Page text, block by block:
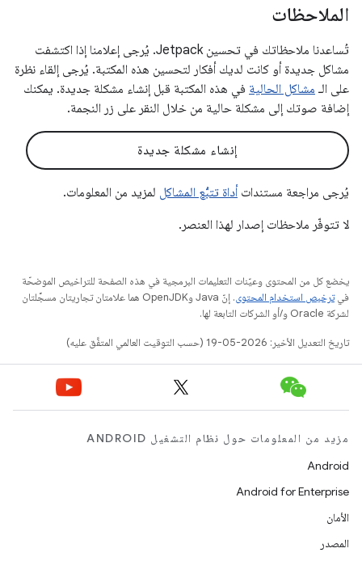
الملاحظات
تُساعدنا ملاحظاتك في تحسين Jetpack. يُرجى إعلامنا إذا اكتشفت
مشاكل جديدة أو كانت لديك أفكار لتحسين هذه المكتبة. يُرجى إلقاء نظرة
على الـ مشاكل الحالية في هذه المكتبة قبل إنشاء مشكلة جديدة. يمكنك
إضافة صوتك إلى مشكلة حالية من خلال النقر على زر النجمة.
إنشاء مشكلة جديدة
يُرجى مراجعة مستندات أداة تتبُّع المشاكل لمزيد من المعلومات.
لا تتوفّر ملاحظات إصدار لهذا العنصر.
يخضع كل من المحتوى وعيّنات التعليمات البرمجية في هذه الصفحة للتراخيص الموضحّة
فيترخيص استخدام المحتوى
. إنّ Java وOpenJDK هما علامتان تجاريتان مسجَّلتان
لشركة Oracle و/أو الشركات التابعة لها.
تاريخ التعديل الأخير: 2026-05-19 (حسب التوقيت العالمي المتفَّق عليه)
مزيد من المعلومات حول نظام التشغيل ANDROID
Android
Android for Enterprise
الأمان
المصدر